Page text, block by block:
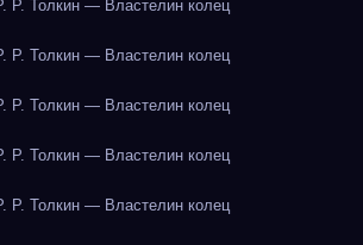
Р. Толкин — Властелин колец
Р. Толкин — Властелин колец
Р. Толкин — Властелин колец
Р. Толкин — Властелин колец
Р. Толкин — Властелин колец